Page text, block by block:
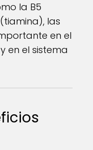
la B5
las
en el
en el sistema